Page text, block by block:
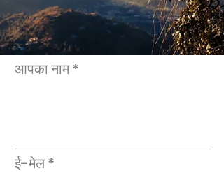
आपका नाम
ई-मेल